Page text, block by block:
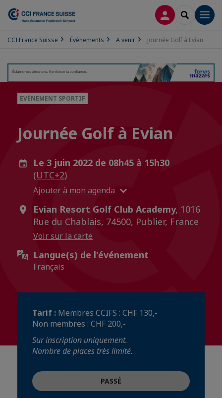
CONNEXION
CCI France Suisse Événements A venir Journée Golf à Evian
EVÈNEMENT SPORTIF
Journée Golf à Evian
Le 3 juin 2022 de 08h45 à 15h30
(UTC+2)
Ajouter à mon agenda
Evian Resort Golf Club Academy, 1016
Rue du Chablais, 74500, Publier, France
Voir sur la carte
Langue(s) de l'événement
Français
Tarif : Membres CCIFS : CHF 130,-
Non membres : CHF 200,-
Sur inscription uniquement.
Nombre de places très limité.
PASSÉ